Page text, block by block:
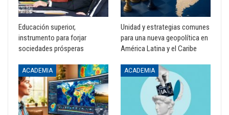
Educación superior,
instrumento para forjar
sociedades prósperas
Unidad y estrategias comunes
para una nueva geopolítica en
América Latina y el Caribe
ACADEMIA ACADEMIA